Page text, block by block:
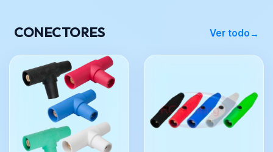
CONECTORES Ver todo